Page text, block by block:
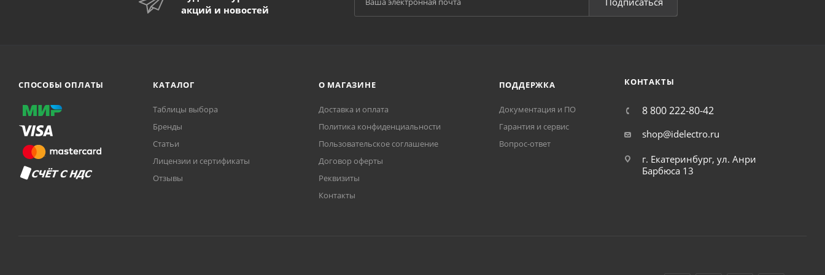
акций и новостей
СПОСОБЫ ОПЛАТЫ КАТАЛОГ
Таблицы выбора
Бренды
Статьи
Лицензии и сертификаты
Отзывы
О МАГАЗИНЕ
Доставка и оплата
Политика конфиденциальности
Пользовательское соглашение
Договор оферты
Реквизиты
Контакты
ПОДДЕРЖКА
Документация и ПО
Гарантия и сервис
Вопрос-ответ
КОНТАКТЫ
8 800 222-80-42
shop@idelectro.ru
г. Екатеринбург, ул. Анри
Барбюса 13